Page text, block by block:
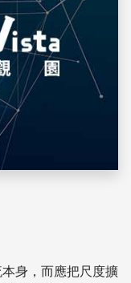
身，而應把尺度擴